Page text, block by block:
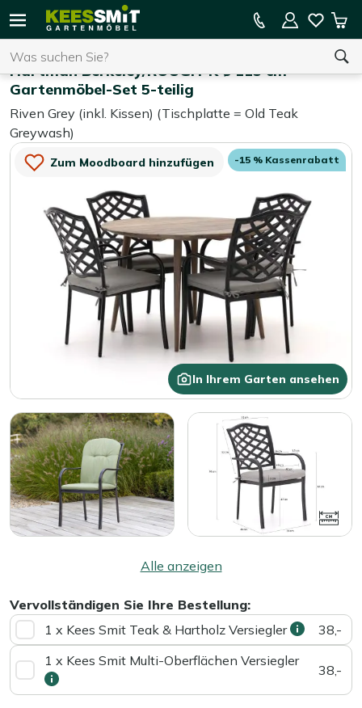
Sie haben keine Artikel in Ihrem Warenkorb.
15 % Kassenrabatt auf die gesamte Kollektion
Hartman Berkeley/ROUGH-K ø 115 cm
Gartenmöbel-Set 5-teilig
Riven Grey (inkl. Kissen) (Tischplatte = Old Teak
Greywash)
Zum Moodboard hinzufügen
In Ihrem Garten ansehen
-15 % Kassenrabatt
Alle anzeigen
Vervollständigen Sie Ihre Bestellung:
1 x Kees Smit Teak & Hartholz Versiegler
38,-
1 x Kees Smit Multi-Oberflächen Versiegler
38,-